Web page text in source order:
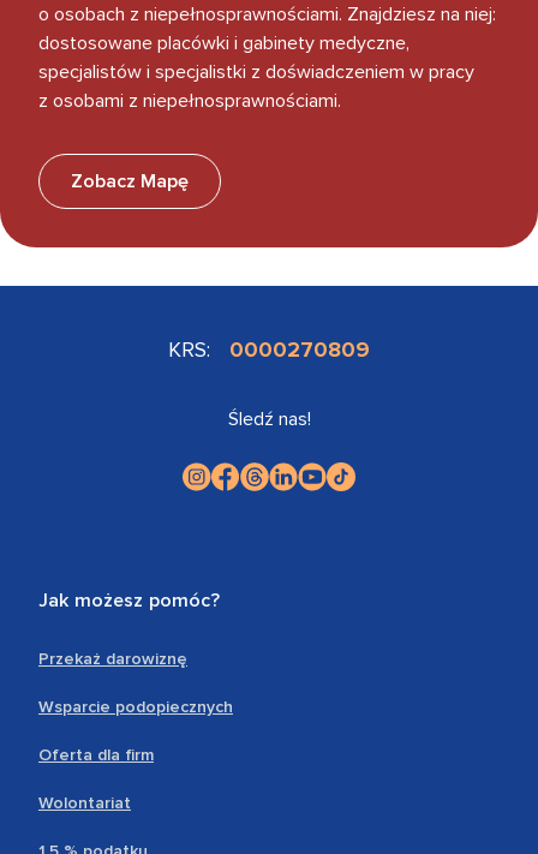
o osobach z niepełnosprawnościami. Znajdziesz na niej:
dostosowane placówki i gabinety medyczne,
specjalistów i specjalistki z doświadczeniem w pracy
z osobami z niepełnosprawnościami.
Zobacz Mapę
KRS: 0000270809
Śledź nas!
Jak możesz pomóc?
Przekaż darowiznę
Wsparcie podopiecznych
Oferta dla firm
Wolontariat